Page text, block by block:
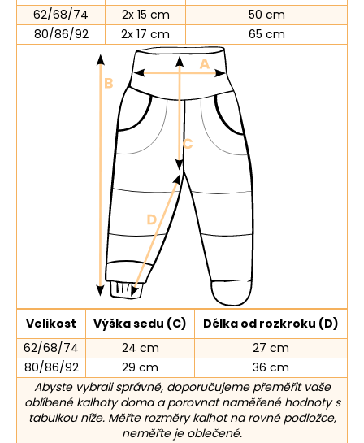
62/68/74
2x 15 cm
50 cm
80/86/92
2x 17 cm 65 cm
Velikost Výška sedu (C)
Délka od rozkroku (D)
62/68/74
24 cm
27 cm
80/86/92
29 cm
36 cm
Abyste vybrali správně, doporučujeme přeměřit vaše
oblíbené kalhoty doma a porovnat naměřené hodnoty s
tabulkou níže. Měřte rozměry kalhot na rovné podložce,
neměřte je oblečené.